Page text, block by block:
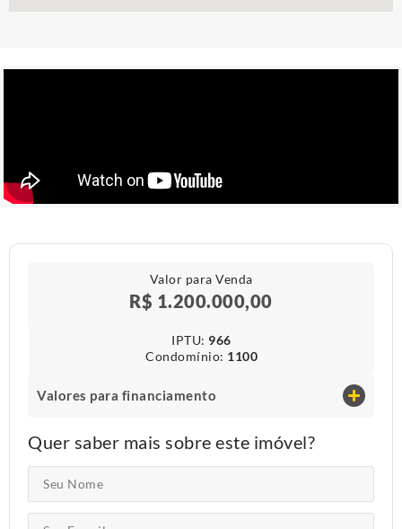
Valor para Venda
R$ 1.200.000,00
IPTU​: 966
Condomínio​: 1100
Valores para financiamento
Quer saber mais sobre este imóvel?